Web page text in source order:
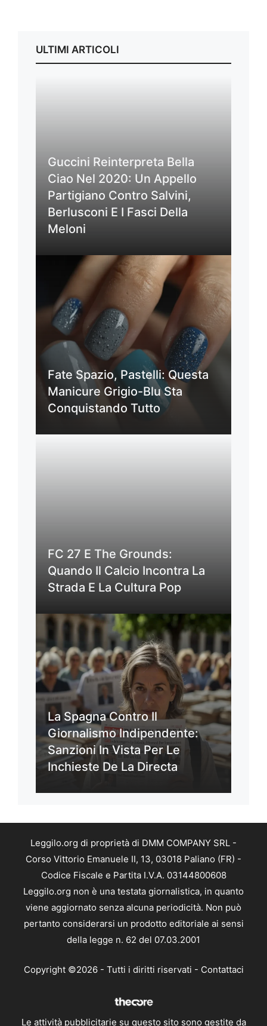
ULTIMI ARTICOLI
Guccini Reinterpreta Bella
Ciao Nel 2020: Un Appello
Partigiano Contro Salvini,
Berlusconi E I Fasci Della
Meloni
Fate Spazio, Pastelli: Questa
Manicure Grigio-Blu Sta
Conquistando Tutto
FC 27 E The Grounds:
Quando Il Calcio Incontra La
Strada E La Cultura Pop
La Spagna Contro Il
Giornalismo Indipendente:
Sanzioni In Vista Per Le
Inchieste De La Directa
Leggilo.org di proprietà di DMM COMPANY SRL -
Corso Vittorio Emanuele II, 13, 03018 Paliano (FR) -
Codice Fiscale e Partita I.V.A. 03144800608
Leggilo.org non è una testata giornalistica, in quanto
viene aggiornato senza alcuna periodicità. Non può
pertanto considerarsi un prodotto editoriale ai sensi
della legge n. 62 del 07.03.2001
Copyright ©2026 - Tutti i diritti riservati - Contattaci
Le attività pubblicitarie su questo sito sono gestite da